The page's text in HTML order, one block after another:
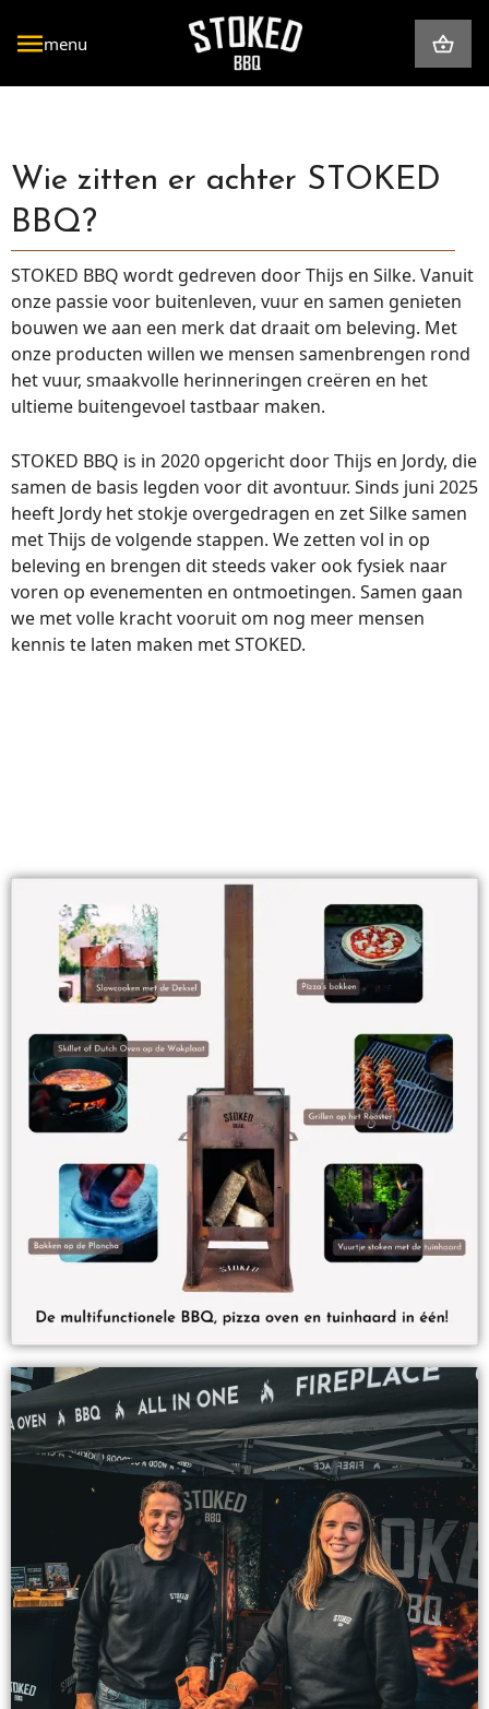
naar
inhoud
menu
Braai
Mini
Geef een cadeau
Kookgerei
Thermometers
Houtskool & Haardhout
Wie zitten er achter STOKED
BBQ?
STOKED BBQ wordt gedreven door Thijs en Silke. Vanuit
onze passie voor buitenleven, vuur en samen genieten
bouwen we aan een merk dat draait om beleving. Met
onze producten willen we mensen samenbrengen rond
het vuur, smaakvolle herinneringen creëren en het
ultieme buitengevoel tastbaar maken.
STOKED BBQ is in 2020 opgericht door Thijs en Jordy, die
samen de basis legden voor dit avontuur. Sinds juni 2025
heeft Jordy het stokje overgedragen en zet Silke samen
met Thijs de volgende stappen. We zetten vol in op
beleving en brengen dit steeds vaker ook fysiek naar
voren op evenementen en ontmoetingen. Samen gaan
we met volle kracht vooruit om nog meer mensen
kennis te laten maken met STOKED.